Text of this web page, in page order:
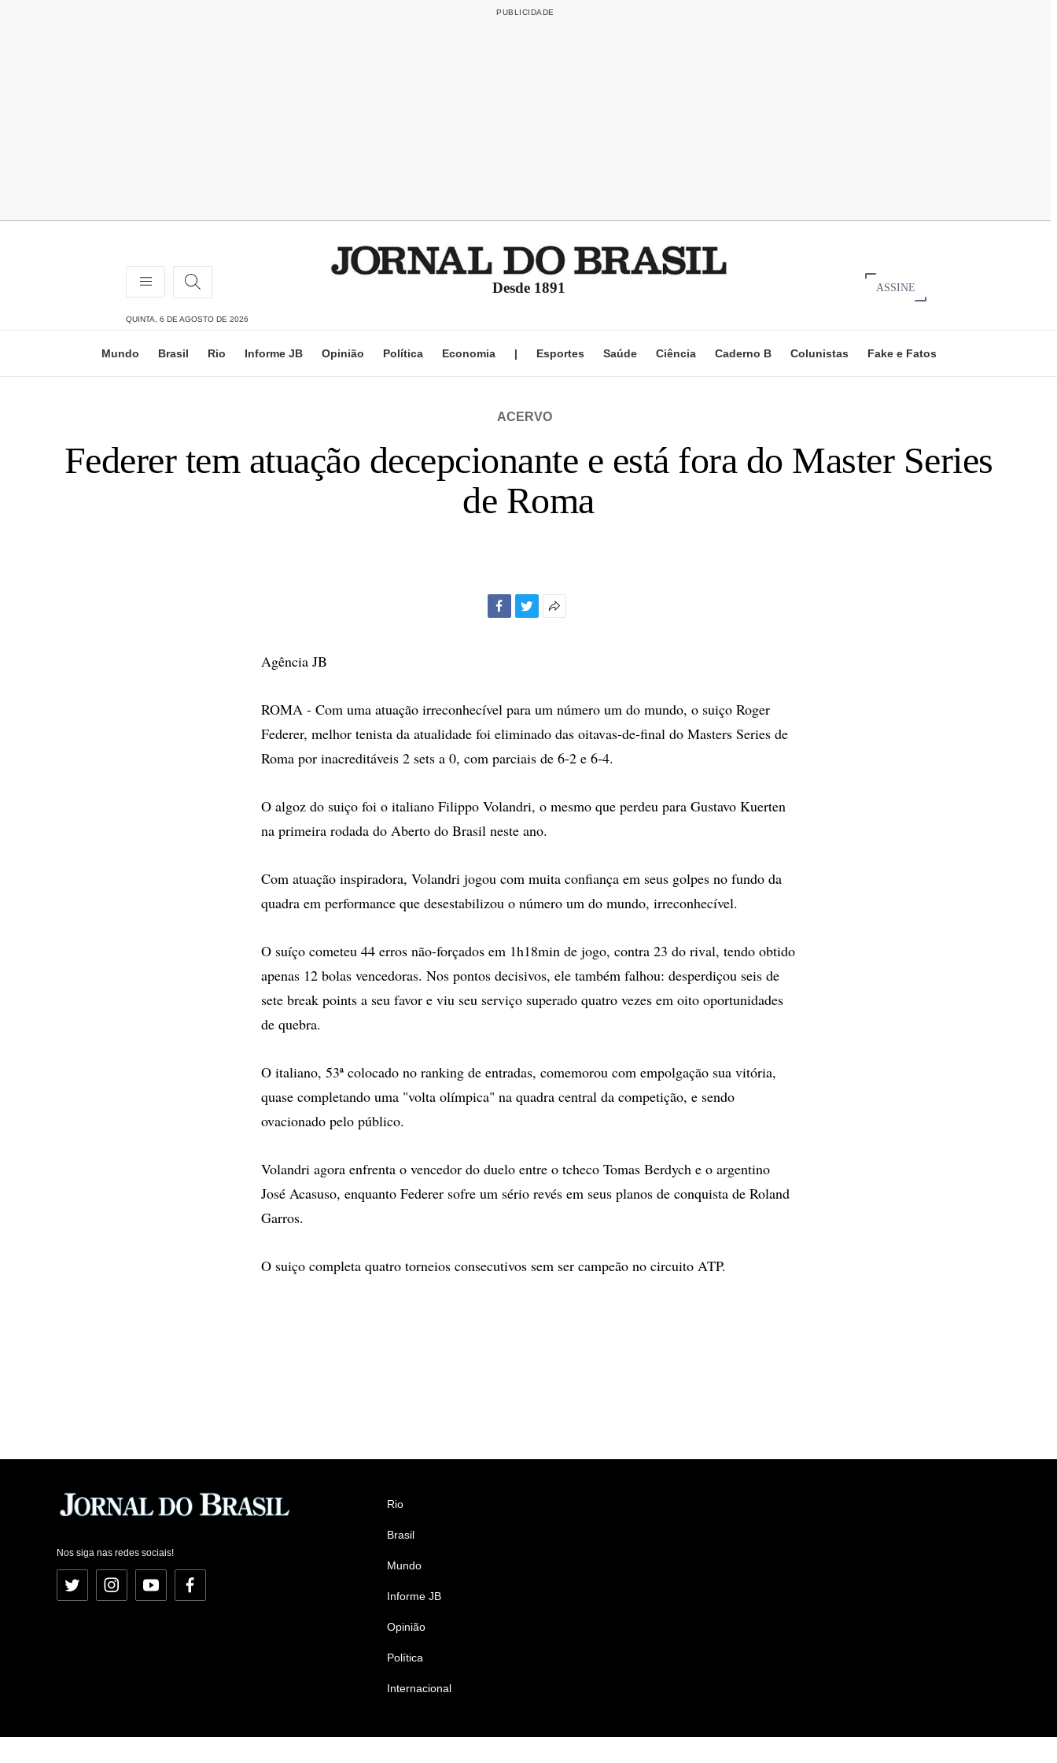
Desde 1891 ASSINE
QUINTA, 6 DE AGOSTO DE 2026
Mundo Brasil Rio Informe JB Opinião Política Economia | Esportes Saúde Ciência Caderno B Colunistas Fake e Fatos
ACERVO
Federer tem atuação decepcionante e está fora do Master Series
de Roma
Agência JB
ROMA - Com uma atuação irreconhecível para um número um do mundo, o suiço Roger
Federer, melhor tenista da atualidade foi eliminado das oitavas-de-final do Masters Series de
Roma por inacreditáveis 2 sets a 0, com parciais de 6-2 e 6-4.
O algoz do suiço foi o italiano Filippo Volandri, o mesmo que perdeu para Gustavo Kuerten
na primeira rodada do Aberto do Brasil neste ano.
Com atuação inspiradora, Volandri jogou com muita confiança em seus golpes no fundo da
quadra em performance que desestabilizou o número um do mundo, irreconhecível.
O suíço cometeu 44 erros não-forçados em 1h18min de jogo, contra 23 do rival, tendo obtido
apenas 12 bolas vencedoras. Nos pontos decisivos, ele também falhou: desperdiçou seis de
sete break points a seu favor e viu seu serviço superado quatro vezes em oito oportunidades
de quebra.
O italiano, 53ª colocado no ranking de entradas, comemorou com empolgação sua vitória,
quase completando uma "volta olímpica" na quadra central da competição, e sendo
ovacionado pelo público.
Volandri agora enfrenta o vencedor do duelo entre o tcheco Tomas Berdych e o argentino
José Acasuso, enquanto Federer sofre um sério revés em seus planos de conquista de Roland
Garros.
O suiço completa quatro torneios consecutivos sem ser campeão no circuito ATP.
Nos siga nas redes sociais!
Twitter InstagramYouTubeFacebook
Rio
Brasil
Mundo
Informe JB
Opinião
Política
Internacional